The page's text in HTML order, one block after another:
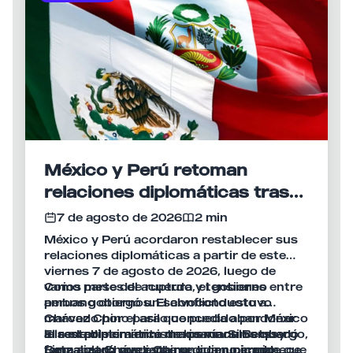
México y Perú retoman
relaciones diplomáticas tras
meses de tensión
7 de agosto de 2026
2 min
México y Perú acordaron restablecer sus
relaciones diplomáticas a partir de este
viernes 7 de agosto de 2026, luego de
varios meses de ruptura y tensiones entre
ambos gobiernos. El conflicto estuvo
marcado por el asilo concedido por México
a la ex primera ministra peruana Betssy
Betzabet Chávez Chino, quien permanece
Como parte del acuerdo, el gobierno
peruano otorgó un salvoconducto a
Chávez Chino para que pueda abandonar
la sede diplomática mexicana. Sin embargo,
Lima aclaró que esta medida no impide que
El restablecimiento de los vínculos quedó
formalizado mediante un comunicado